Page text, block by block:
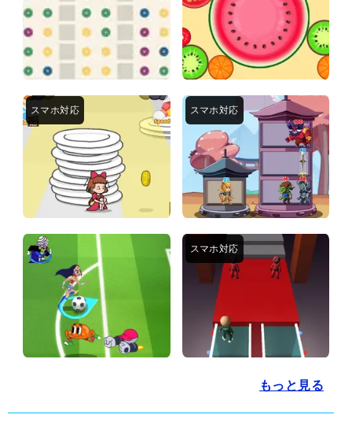
もっと見る